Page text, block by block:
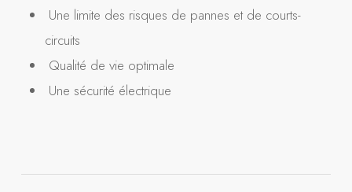
Une limite des risques de pannes et de courts-
circuits
Qualité de vie optimale
Une sécurité électrique